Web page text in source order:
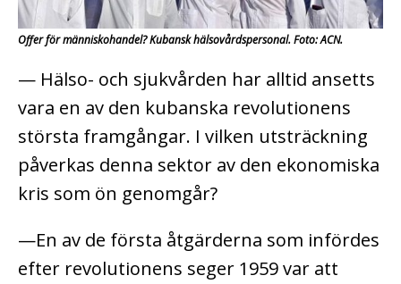
Offer för människohandel? Kubansk hälsovårdspersonal. Foto: ACN.
— Hälso- och sjukvården har alltid ansetts
vara en av den kubanska revolutionens
största framgångar. I vilken utsträckning
påverkas denna sektor av den ekonomiska
kris som ön genomgår?
—En av de första åtgärderna som infördes
efter revolutionens seger 1959 var att